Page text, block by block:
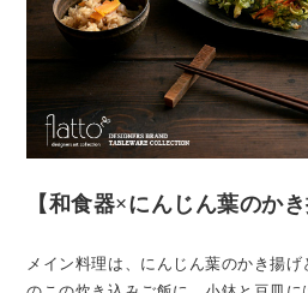
【和食器×にんじん葉のか
メイン料理は、にんじん葉のかき揚げ